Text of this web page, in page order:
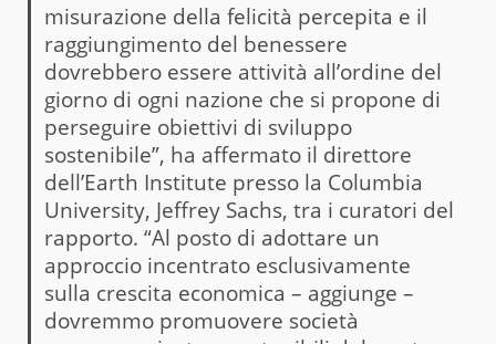
misurazione della felicità percepita e il
raggiungimento del benessere
dovrebbero essere attività all’ordine del
giorno di ogni nazione che si propone di
perseguire obiettivi di sviluppo
sostenibile”, ha affermato il direttore
dell’Earth Institute presso la Columbia
University, Jeffrey Sachs, tra i curatori del
rapporto. “Al posto di adottare un
approccio incentrato esclusivamente
sulla crescita economica – aggiunge –
dovremmo promuovere società